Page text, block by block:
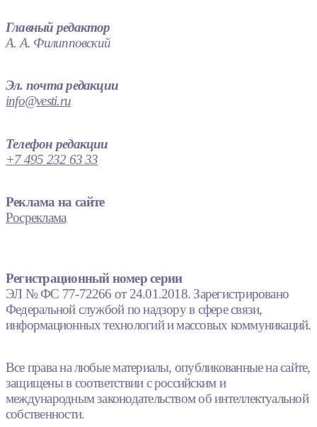
Главный редактор
А. А. Филипповский
Эл. почта редакции
info@vesti.ru
Телефон редакции
+7 495 232 63 33
Реклама на сайте
Росреклама
Регистрационный номер серии
ЭЛ № ФС 77-72266 от 24.01.2018. Зарегистрировано
Федеральной службой по надзору в сфере связи,
информационных технологий и массовых коммуникаций.
Все права на любые материалы, опубликованные на сайте,
защищены в соответствии с российским и
международным законодательством об интеллектуальной
собственности.